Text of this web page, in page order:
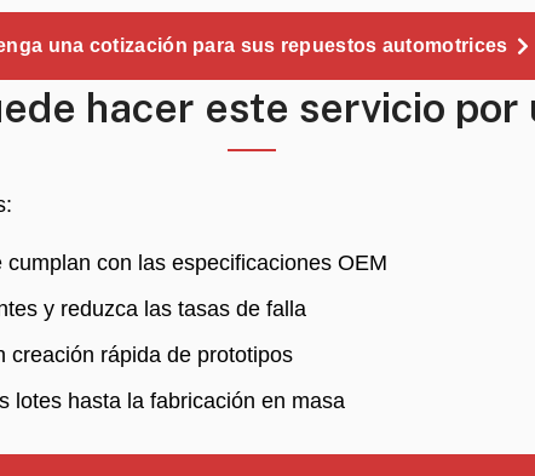
una cotización para sus repuestos automotrices
hacer este servicio por
con las especificaciones OEM
y reduzca las tasas de falla
creación rápida de prototipos
lotes hasta la fabricación en masa